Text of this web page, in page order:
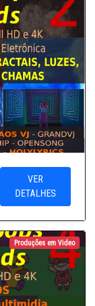
VER
DETALHES
Produções em Video